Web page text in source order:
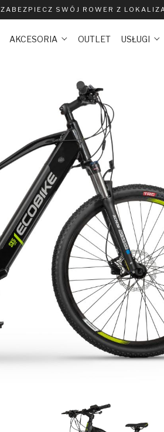
ZABEZPIECZ SWÓJ ROWER Z
AKCESORIA OUTLET USŁUGI